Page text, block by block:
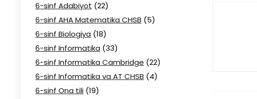
6-sinf Adabiyot (22)
6-sinf AHA Matematika CHSB (5)
6-sinf Biologiya (18)
6-sinf Informatika (33)
6-sinf Informatika Cambridge (22)
6-sinf Informatika va AT CHSB (4)
6-sinf Ona tili (19)